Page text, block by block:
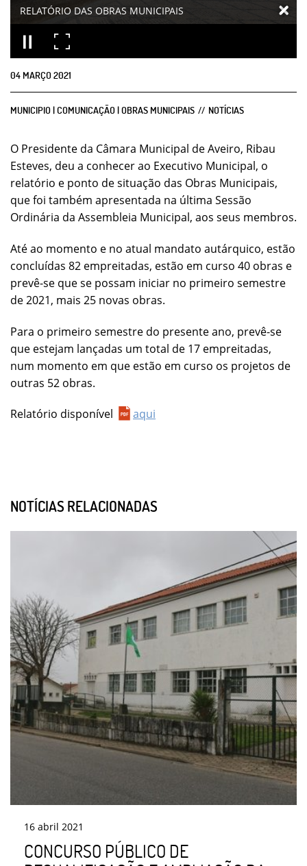
RELATÓRIO DAS OBRAS MUNICIPAIS
04 MARÇO2021
MUNICIPIO | COMUNICAÇÃO | OBRAS MUNICIPAIS NOTÍCIAS
O Presidente da Câmara Municipal de Aveiro, Ribau
Esteves, deu a conhecer ao Executivo Municipal, o
relatório e ponto de situação das Obras Municipais,
que foi também apresentada na última Sessão
Ordinária da Assembleia Municipal, aos seus membros.
Até ao momento e no atual mandato autárquico, estão
concluídas 82 empreitadas, estão em curso 40 obras e
prevê-se que se possam iniciar no primeiro semestre
de 2021, mais 25 novas obras.
Para o primeiro semestre do presente ano, prevê-se
que estejam lançadas um total de 17 empreitadas,
num momento em que estão em curso os projetos de
outras 52 obras.
Relatório disponível aqui
NOTÍCIAS RELACIONADAS
16 abril 2021
CONCURSO PÚBLICO DE